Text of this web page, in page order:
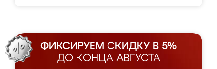
ФИКСИРУЕМ СКИДКУ В 5%
ДО КОНЦА АВГУСТА